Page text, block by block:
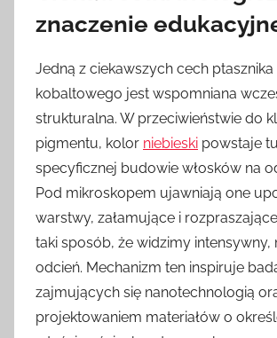
znaczenie
Jedną z ciekawszych cech ptasznika
kobaltowego jest wspomniana
strukturalna. W przeciwieństwie do
pigmentu, kolor niebieski powstaje
specyficznej budowie włosków na
Pod mikroskopem ujawniają one
warstwy, załamujące i
taki sposób, że widzimy intensywny,
odcień. Mechanizm ten inspiruje
zajmujących się nanotechnologią
projektowaniem materiałów o